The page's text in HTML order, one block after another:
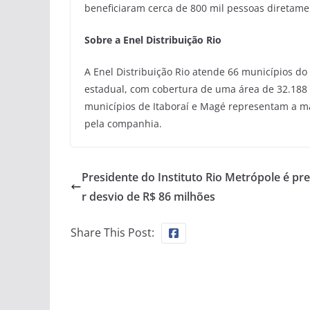
beneficiaram cerca de 800 mil pessoas
Sobre a Enel Distribuição Rio
A Enel Distribuição Rio atende 66 municípios
estadual, com cobertura de uma área de
municípios de Itaboraí e Magé representam a
pela companhia.
Presidente do Instituto Rio Metrópole é
r desvio de R$ 86 milhões
Share This Post: